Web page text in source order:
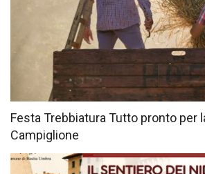
Festa Trebbiatura Tutto pronto per
Campiglione